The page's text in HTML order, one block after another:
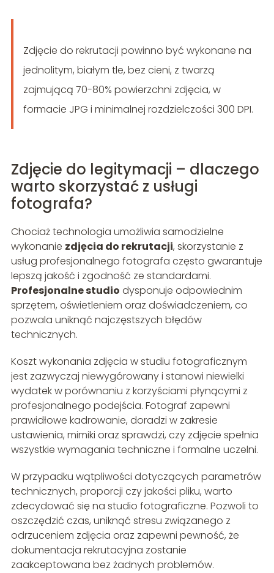
Zdjęcie do rekrutacji powinno być wykonane na
jednolitym, białym tle, bez cieni, z twarzą
zajmującą 70-80% powierzchni zdjęcia, w
formacie JPG i minimalnej rozdzielczości 300 DPI.
Zdjęcie do legitymacji – dlaczego
warto skorzystać z usługi
fotografa?
Chociaż technologia umożliwia samodzielne
wykonanie zdjęcia do rekrutacji, skorzystanie z
usług profesjonalnego fotografa często gwarantuje
lepszą jakość i zgodność ze standardami.
Profesjonalne studio dysponuje odpowiednim
sprzętem, oświetleniem oraz doświadczeniem, co
pozwala uniknąć najczęstszych błędów
technicznych.
Koszt wykonania zdjęcia w studiu fotograficznym
jest zazwyczaj niewygórowany i stanowi niewielki
wydatek w porównaniu z korzyściami płynącymi z
profesjonalnego podejścia. Fotograf zapewni
prawidłowe kadrowanie, doradzi w zakresie
ustawienia, mimiki oraz sprawdzi, czy zdjęcie spełnia
wszystkie wymagania techniczne i formalne uczelni.
W przypadku wątpliwości dotyczących parametrów
technicznych, proporcji czy jakości pliku, warto
zdecydować się na studio fotograficzne. Pozwoli to
oszczędzić czas, uniknąć stresu związanego z
odrzuceniem zdjęcia oraz zapewni pewność, że
dokumentacja rekrutacyjna zostanie
zaakceptowana bez żadnych problemów.